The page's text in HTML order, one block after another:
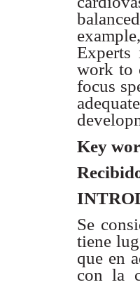
work to
focus
Key
Se
tiene
que en
con la